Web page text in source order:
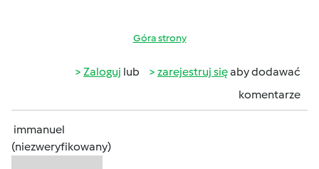
Góra strony
Zaloguj lub zarejestruj sięaby dodawać
komentarze
immanuel
(niezweryfikowany)